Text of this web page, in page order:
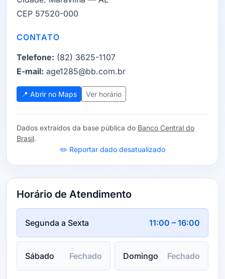
CEP 57520-000
CONTATO
Telefone: (82) 3625-1107
E-mail: age1285@bb.com.br
📍 Abrir no Maps Ver horário
Dados extraídos da base pública do Banco Central do
Brasil.
✏️ Reportar dado desatualizado
Horário de Atendimento
Segunda a Sexta 11:00 – 16:00
Sábado Fechado Domingo Fechado